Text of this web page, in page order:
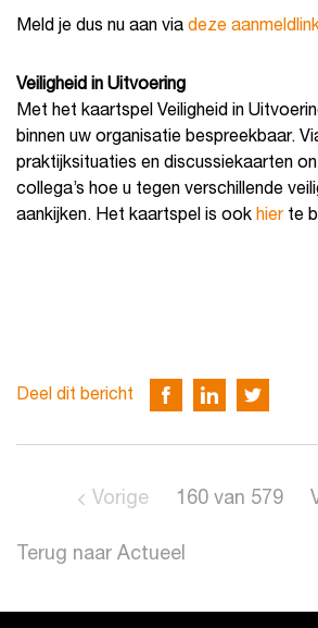
Meld je dus nu aan via deze
Veiligheid in Uitvoering
Met het kaartspel Veiligheid in
binnen uw organisatie bespreekbaar.
praktijksituaties en discussiekaarten
collega’s hoe u tegen verschillende
aankijken. Het kaartspel is ook hierte
Deel dit bericht
Terug naar Actueel
Vorige 160 van 579